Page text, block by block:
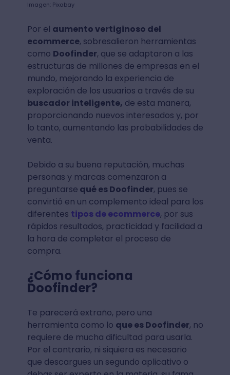
Imagen: Pixabay
Por el aumento vertiginoso del
ecommerce, sobresalieron herramientas
como Doofinder, que se adaptaron a las
estructuras de millones de empresas en el
mundo, mejorando la experiencia de
exploración de los usuarios a través de su
buscador inteligente, de esta manera,
proporcionando nuevos interesados y, por
lo tanto, aumentando las probabilidades de
venta.
Debido a su buena reputación, muchas
personas y marcas comenzaron a
preguntarse qué es Doofinder, pues se
convirtió en un complemento ideal para los
diferentes tipos de ecommerce, por sus
rápidos resultados, practicidad y facilidad a
la hora de completar el proceso de
compra.
¿Cómo funciona
Doofinder?
Te parecerá extraño, pero una
herramienta como lo que es Doofinder, no
requiere de mucha dificultad para usarla.
Por el contrario, ni siquiera es necesario
que descargues un segundo aplicativo o